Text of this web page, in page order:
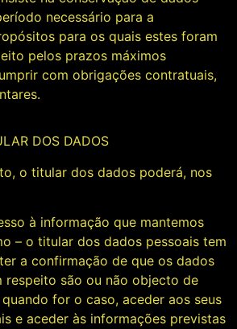
necessário para a
para os quais estes foram
pelos prazos máximos
com obrigações contratuais,
DOS DADOS
o titular dos dados poderá, nos
à informação que mantemos
– o titular dos dados pessoais tem
a confirmação de que os dados
respeito são ou não objecto de
for o caso, aceder aos seus
e aceder às informações previstas